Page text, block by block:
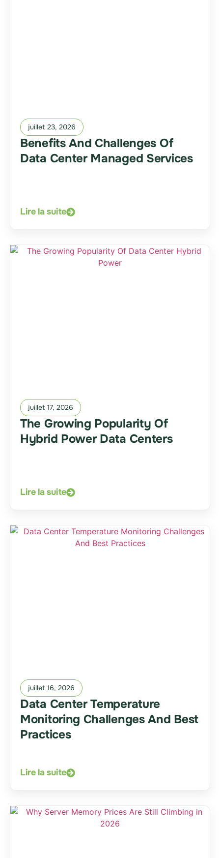
juillet 23, 2026
Benefits And Challenges Of
Data Center Managed Services
Lire la suite
juillet 17, 2026
The Growing Popularity Of
Hybrid Power Data Centers
Lire la suite
juillet 16, 2026
Data Center Temperature
Monitoring Challenges And Best
Practices
Lire la suite